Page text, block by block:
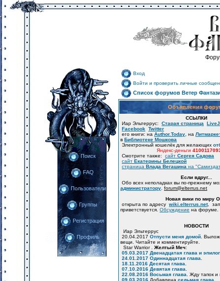
Поиск
FAQ
Пользователи
Группы
Регистрация
Профиль
Вход
Войти и проверить личные
Список форумов Ветер
Объявления
ССЫЛКИ
Иар Эльтеррус: Старая страница
Facebook Twitter
его книги: на Author.Today , на
в Библиотеке Мошкова
Электронный кошелёк для желающих
Яндекс-деньги
Смотрите также: сайт Сергея Садова
сайт Екатерины Белецкой
страница Влада Вегашина на
Если вдруг...
Обо всех неполадках вы по-прежнему
администратору forum@elterrus.net
Новая вики по миру
открыта по адресу wiki.elterrus.net,
приветствуется. Обсуждение на форуме.
НОВОСТИ
Иар Эльтеррус
20.04.2017 Отпусти меня домой .
вещи. Читайте и комментируйте.
Star Warrior . Желтый Меч:
05.03.2017 Двенадцатая глава и эпилог
24.01.2017 Одиннадцатая глава
18.11.2016 Десятая глава
07.10.2016 Девятая глава
22.08.2016 Восьмая глава . Жду тапок
09.03.2016 Добавлена седьмая глава